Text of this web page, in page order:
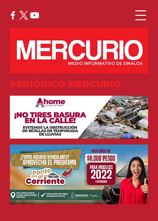
PERIÓDICO MERCURIO